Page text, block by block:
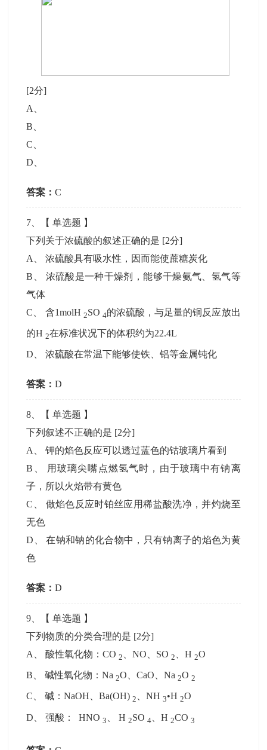
[2分]
A
B
C
D
答案：C
7 、【单选题 】
下列关于浓硫酸的叙述正确的是 [2分]
A
、浓硫酸具有吸水性，因而能使蔗糖炭化
B
浓硫酸是一种干燥剂，能够干燥氨气、氢气等
气体
C
含1molH 2SO 4的浓硫酸，与足量的铜反应放出
的H2在标准状况下的体积约为22.4L
D 、浓硫酸在常温下能够使铁、铝等金属钝化
答案：D
8 、【单选题 】
下列叙述不正确的是 [2分]
A
、钾的焰色反应可以透过蓝色的钴玻璃片看到
B
用玻璃尖嘴点燃氢气时，由于玻璃中有钠离
子，所以火焰带有黄色
C
做焰色反应时铂丝应用稀盐酸洗净，并灼烧至
无色
D 、在钠和钠的化合物中，只有钠离子的焰色为黄
色
答案：D
9 、【单选题 】
下列物质的分类合理的是 [2分]
A
、酸性氧化物：CO2 、NO、SO2 、H2O
B 、碱性氧化物：Na2O、CaO、Na2O2
C 、碱：NaOH、Ba(OH)2 、NH3•H2O
D 、强酸： HNO3 、 H2SO 4 、H2CO3